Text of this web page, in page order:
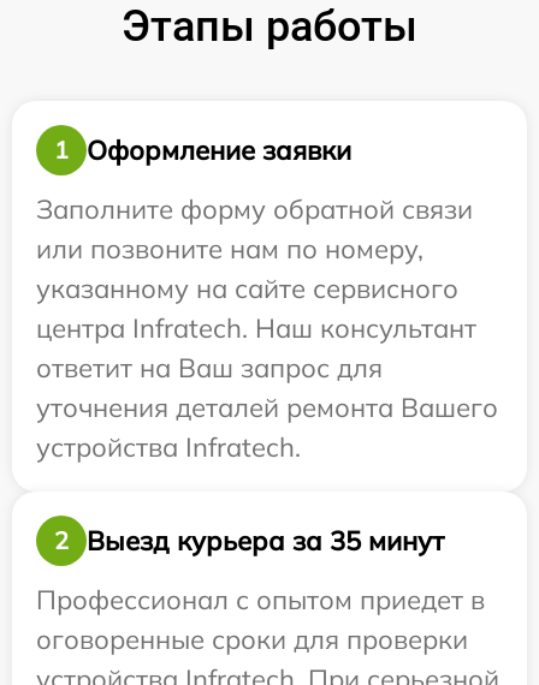
Этапы работы
1
Оформление заявки
Заполните форму обратной связи
или позвоните нам по номеру,
указанному на сайте сервисного
центра Infratech. Наш консультант
ответит на Ваш запрос для
уточнения деталей ремонта Вашего
устройства Infratech.
2
Выезд курьера за 35 минут
Профессионал с опытом приедет в
оговоренные сроки для проверки